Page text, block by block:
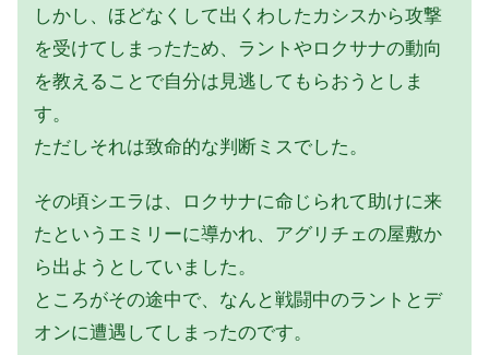
しかし、ほどなくして出くわしたカシスから攻撃
を受けてしまったため、ラントやロクサナの動向
を教えることで自分は見逃してもらおうとしま
す。
ただしそれは致命的な判断ミスでした。
その頃シエラは、ロクサナに命じられて助けに来
たというエミリーに導かれ、アグリチェの屋敷か
ら出ようとしていました。
ところがその途中で、なんと戦闘中のラントとデ
オンに遭遇してしまったのです。